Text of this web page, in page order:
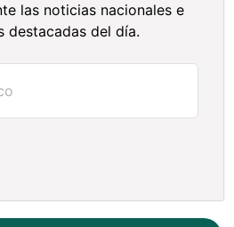
las noticias nacionales e
destacadas del día.